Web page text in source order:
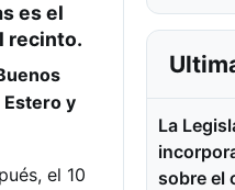
es el
recinto.
Estero y
el 10
La
sobre el